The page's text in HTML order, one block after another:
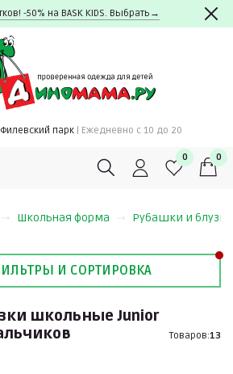
-50% на BASK KIDS. Выбрать→
парк | Ежедневно c 10 до 20
0 0
Школьная форма Рубашки и
И СОРТИРОВКА
школьные Junior
Товаров:13